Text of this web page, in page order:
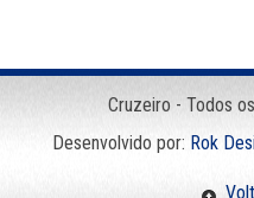
Cruzeiro - Todos
Desenvolvido por: Rok